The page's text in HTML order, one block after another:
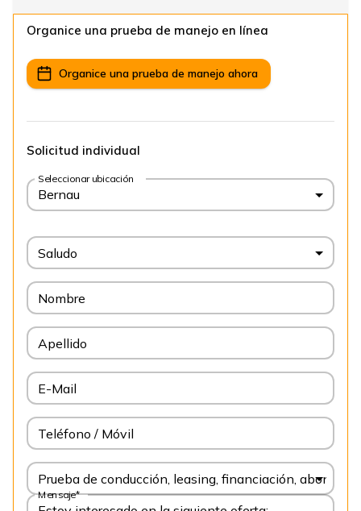
Organice una prueba de manejo en línea
Organice una prueba de manejo ahora
Solicitud individual
Seleccionar ubicación
Bernau
Saludo
Nombre
Apellido
E-Mail
Teléfono / Móvil
Prueba de conducción, leasing, financiación,
Mensaje*